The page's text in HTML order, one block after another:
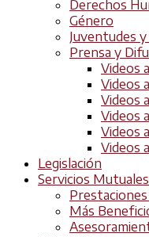
Derechos
Género
Juventudes y
Prensa y
Videos
Videos
Videos
Videos
Videos
Videos
Legislación
Servicios Mutuales
Más